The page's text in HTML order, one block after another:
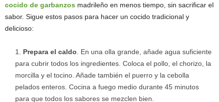
cocido de garbanzos madrileño en menos tiempo, sin sacrificar el
sabor. Sigue estos pasos para hacer un cocido tradicional y
delicioso:
Prepara el caldo . En una olla grande, añade agua suficiente
para cubrir todos los ingredientes. Coloca el pollo, el chorizo, la
morcilla y el tocino. Añade también el puerro y la cebolla
pelados enteros. Cocina a fuego medio durante 45 minutos
para que todos los sabores se mezclen bien.